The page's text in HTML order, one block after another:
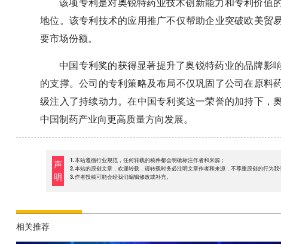
该项专利是对奥锐特药业技术创新能力和专利价值
地位。该专利技术的应用推广不仅帮助企业突破欧美贸
要市场份额。
中国专利奖的获得显著提升了奥锐特药业的品牌影
的支撑。公司的专利策略及布局不仅巩固了公司在原料
级注入了持续动力。在中国专利奖这一荣誉的加持下，
中国制药产业向更高质量方向发展。
声
明
1.本站遵循行业规范，任何转载的稿件都会明确标注作者和来源；
2.本站的原创文章，欢迎转载，请转载时务必注明文章作者和来源，不尊重原创的行为我
3.作者投稿可能会经我们编辑修改或补充。
相关推荐